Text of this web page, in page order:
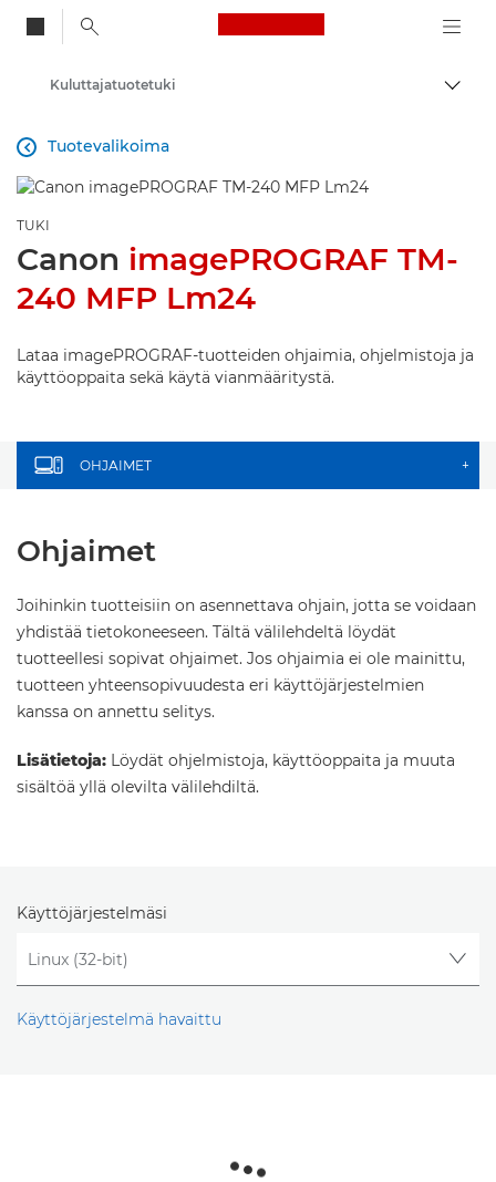
Canon Logo, back
Kuluttajatuotetuki
Tuotevalikoima

TUKI
Canon imagePROGRAF TM-
240 MFP Lm24
Lataa imagePROGRAF-tuotteiden ohjaimia, ohjelmistoja ja
käyttöoppaita sekä käytä vianmääritystä.
OHJAIMET +
Ohjaimet
Joihinkin tuotteisiin on asennettava ohjain, jotta se voidaan
yhdistää tietokoneeseen. Tältä välilehdeltä löydät
tuotteellesi sopivat ohjaimet. Jos ohjaimia ei ole mainittu,
tuotteen yhteensopivuudesta eri käyttöjärjestelmien
kanssa on annettu selitys.
Lisätietoja: Löydät ohjelmistoja, käyttöoppaita ja muuta
sisältöä yllä olevilta välilehdiltä.
Käyttöjärjestelmäsi
Käyttöjärjestelmä havaittu